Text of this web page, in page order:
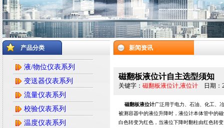
产品分类
液/物位仪表系列
变送器仪表系列
流量仪表系列
校验仪表系列
温度仪表系列
新闻资讯
磁翻板液位计自主选型须知
关键字： 磁翻板液位计,液位计 日期：
磁翻板液位计广泛用于电力、石油、化工、
被测容器中的液位升降时，液位计本体管中的
白色转变为红色，当液位下降时翻柱由红色转